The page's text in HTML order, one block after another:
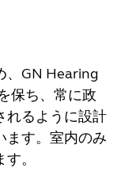
、GN Hearing
保ち、常に政
れるように設計
ます。室内のみ
。